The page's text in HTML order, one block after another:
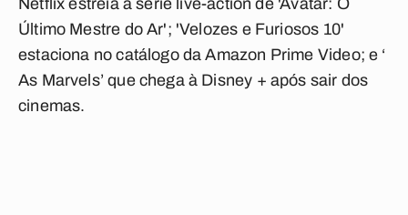
Netflix estreia a série live-action de 'Avatar: O
Último Mestre do Ar'; 'Velozes e Furiosos 10'
estaciona no catálogo da Amazon Prime Video; e ‘
As Marvels’ que chega à Disney + após sair dos
cinemas.